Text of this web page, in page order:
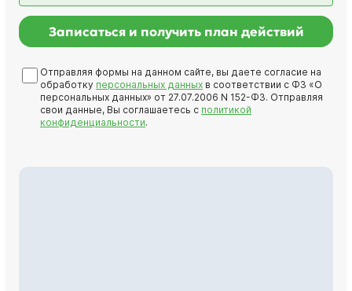
Записаться и получить план действий
Отправляя формы на данном сайте, вы даете согласие на
обработку персональных данных в соответствии с ФЗ «О
персональных данных» от 27.07.2006 N 152-ФЗ. Отправляя
свои данные, Вы соглашаетесь с политикой
конфиденциальности.